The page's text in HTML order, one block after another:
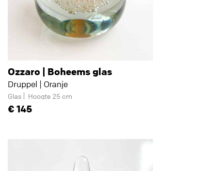
Ozzaro | Boheems glas
Druppel | Oranje
Glas Hoogte 25 cm
145